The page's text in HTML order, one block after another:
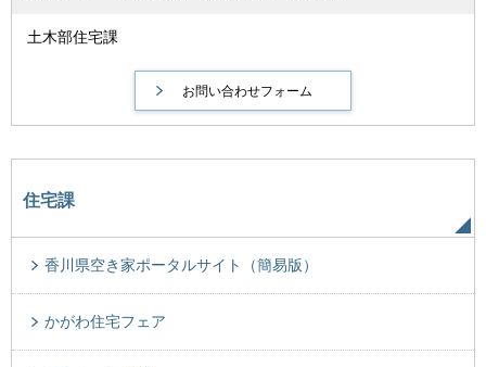
土木部住宅課
住宅課
香川県空き家ポータルサイト（簡易版）
かがわ住宅フェア